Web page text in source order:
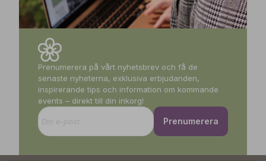
Prenumerera på vårt nyhetsbrev och få de
senaste nyheterna, exklusiva erbjudanden,
inspirerande tips och information om kommande
events – direkt till din inkorg!
Prenumerera